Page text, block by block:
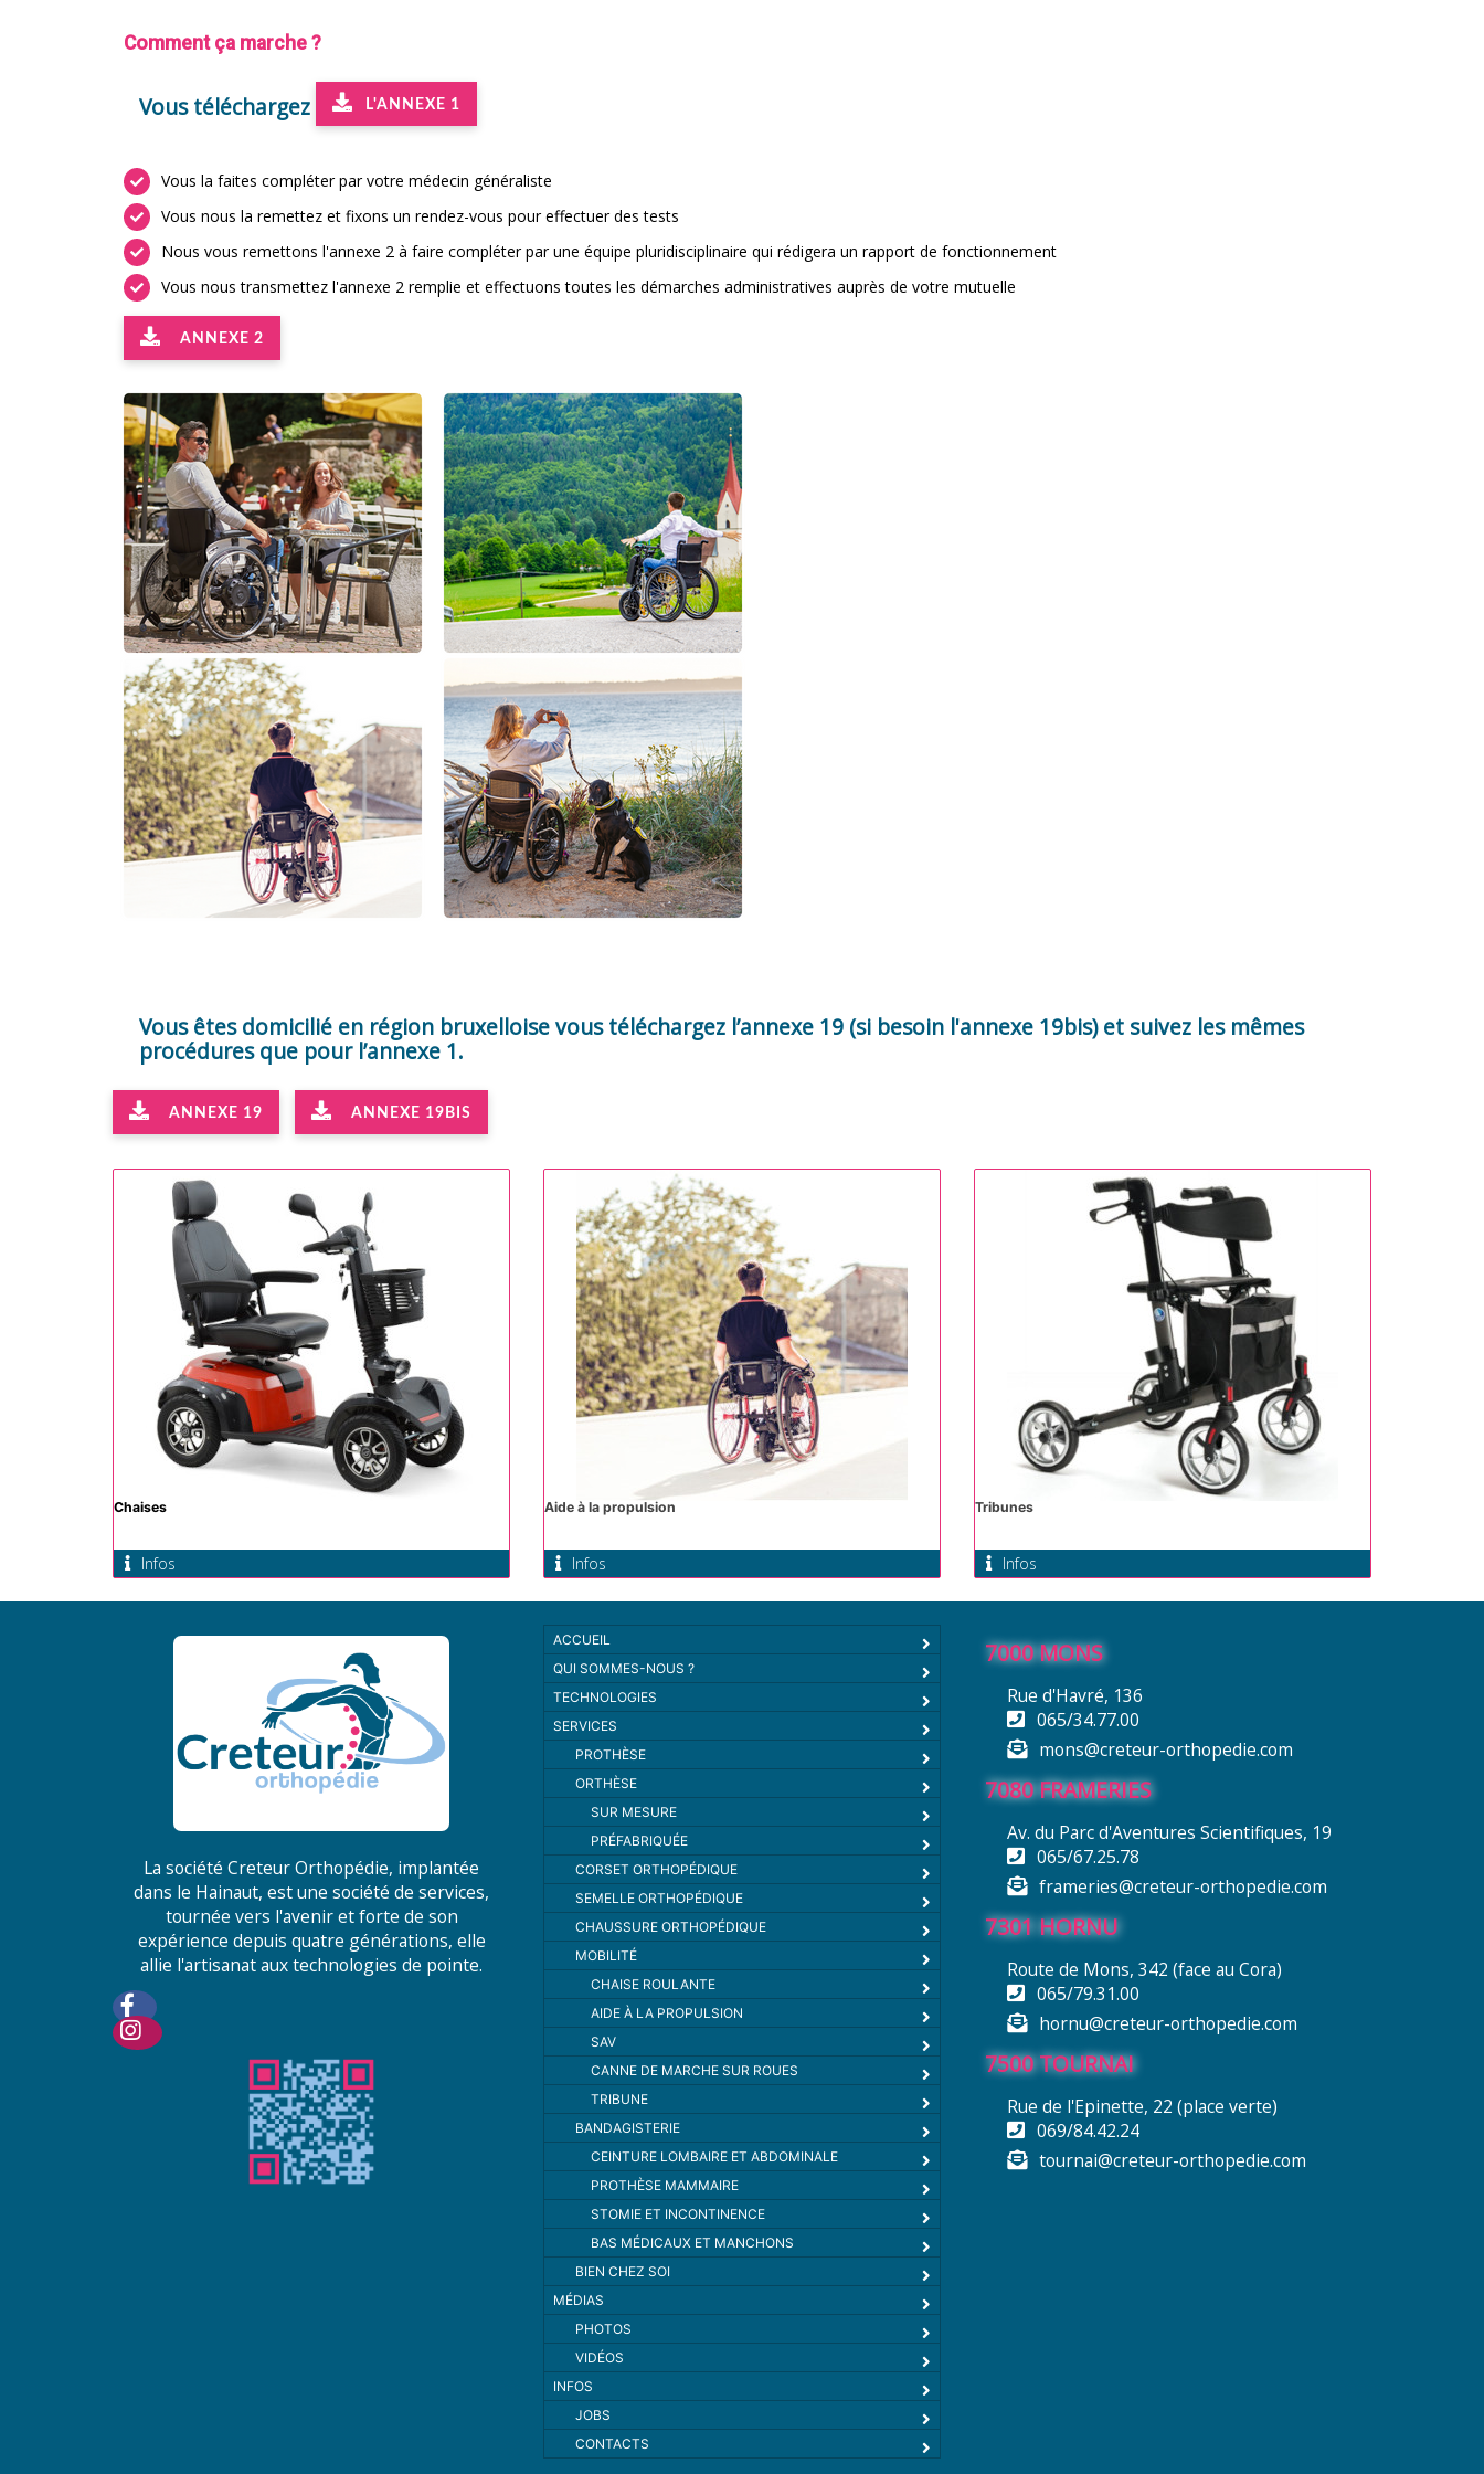
Comment ça marche ?
Vous téléchargez L'ANNEXE 1
Vous la faites compléter par votre médecin généraliste
Vous nous la remettez et fixons un rendez-vous pour effectuer des tests
Nous vous remettons l'annexe 2 à faire compléter par une équipe pluridisciplinaire qui rédigera un rapport de fonctionnement
Vous nous transmettez l'annexe 2 remplie et effectuons toutes les démarches administratives auprès de votre mutuelle
ANNEXE 2
Vous êtes domicilié en région bruxelloise vous téléchargez l’annexe 19 (si besoin l'annexe 19bis) et suivez les mêmes
procédures que pour l’annexe 1.
ANNEXE 19 ANNEXE 19BIS
Chaises
Infos
Aide à la propulsion
Infos
Tribunes
Infos
La société Creteur Orthopédie, implantée
dans le Hainaut, est une société de services,
tournée vers l'avenir et forte de son
expérience depuis quatre générations, elle
allie l'artisanat aux technologies de pointe.
ACCUEIL
QUI SOMMES-NOUS ?
TECHNOLOGIES
SERVICES
PROTHÈSE
ORTHÈSE
SUR MESURE
PRÉFABRIQUÉE
CORSET ORTHOPÉDIQUE
SEMELLE ORTHOPÉDIQUE
CHAUSSURE ORTHOPÉDIQUE
MOBILITÉ
CHAISE ROULANTE
AIDE À LA PROPULSION
SAV
CANNE DE MARCHE SUR ROUES
TRIBUNE
BANDAGISTERIE
CEINTURE LOMBAIRE ET ABDOMINALE
PROTHÈSE MAMMAIRE
STOMIE ET INCONTINENCE
BAS MÉDICAUX ET MANCHONS
BIEN CHEZ SOI
MÉDIAS
PHOTOS
VIDÉOS
INFOS
JOBS
CONTACTS
7000 MONS
Rue d'Havré, 136
065/34.77.00
mons@creteur-orthopedie.com
7080 FRAMERIES
Av. du Parc d'Aventures Scientifiques, 19
065/67.25.78
frameries@creteur-orthopedie.com
7301 HORNU
Route de Mons, 342 (face au Cora)
065/79.31.00
hornu@creteur-orthopedie.com
7500 TOURNAI
Rue de l'Epinette, 22 (place verte)
069/84.42.24
tournai@creteur-orthopedie.com